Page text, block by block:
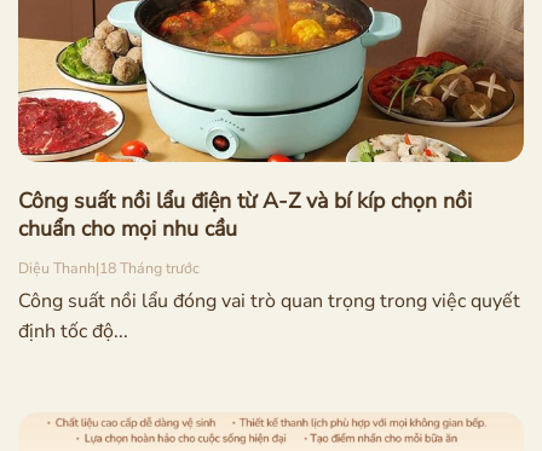
Công suất nồi lẩu điện từ A-Z và bí kíp chọn nồi
chuẩn cho mọi nhu cầu
Diệu Thanh|18 Tháng trước
Công suất nồi lẩu đóng vai trò quan trọng trong việc quyết
định tốc độ...